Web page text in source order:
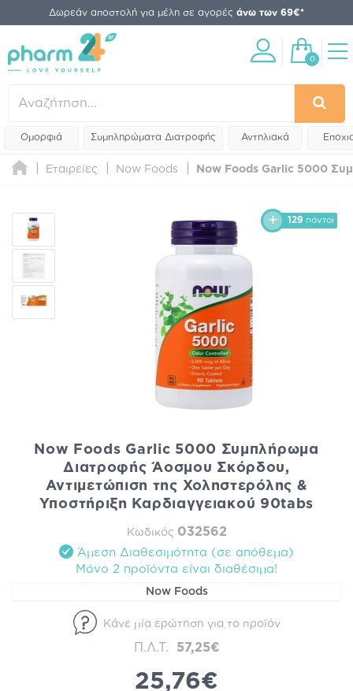
Δωρεάν αποστολή για μέλη σε αγορές άνω των 69€*
0
Ομορφιά Συμπληρώματα Διατροφής Αντηλιακά
Εταιρείες Now Foods Now Foods Garlic 5000
129 πόντοι
Now Foods Garlic 5000 Συμπλήρωμα
Διατροφής Άοσμου Σκόρδου,
Αντιμετώπιση της Χοληστερόλης &
Υποστήριξη Καρδιαγγειακού 90tabs
Κωδικός 032562
Άμεση Διαθεσιμότητα (σε απόθεμα)
Mόνο 2 προϊόντα είναι διαθέσιμα!
Now Foods
Κάνε μία ερώτηση για το προϊόν
Π.Λ.Τ. 57,25€
25,76€